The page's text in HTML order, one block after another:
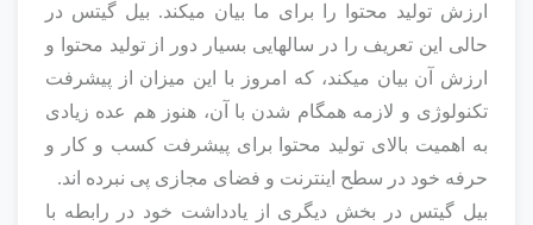
ارزش تولید محتوا را برای ما بیان میکند. بیل گیتس در
حالی این تعریف را در سالهایی بسیار دور از تولید محتوا و
ارزش آن بیان میکند، که امروز با این میزان از پیشرفت
تکنولوژی و لازمه همگام شدن با آن، هنوز هم عده زیادی
به اهمیت بالای تولید محتوا برای پیشرفت کسب و کار و
حرفه خود در سطح اینترنت و فضای مجازی پی نبرده اند.
بیل گیتس در بخش دیگری از یادداشت خود در رابطه با